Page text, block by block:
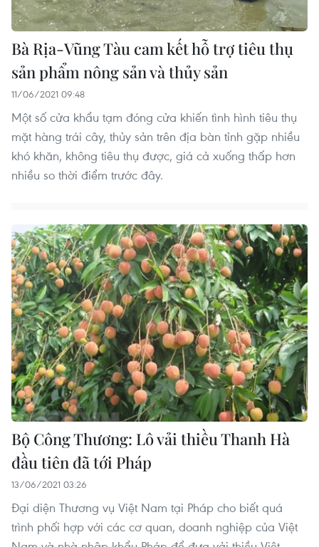
Bà Rịa-Vũng Tàu cam kết hỗ trợ tiêu thụ
sản phẩm nông sản và thủy sản
11/06/2021 09:48
Một số cửa khẩu tạm đóng cửa khiến tình hình tiêu thụ
mặt hàng trái cây, thủy sản trên địa bàn tỉnh gặp nhiều
khó khăn, không tiêu thụ được, giá cả xuống thấp hơn
nhiều so thời điểm trước đây.
Bộ Công Thương: Lô vải thiều Thanh Hà
đầu tiên đã tới Pháp
13/06/2021 03:26
Đại diện Thương vụ Việt Nam tại Pháp cho biết quá
trình phối hợp với các cơ quan, doanh nghiệp của Việt